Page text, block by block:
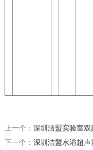
上一个： 深圳洁盟实验室双
下一个： 深圳洁盟水浴超声